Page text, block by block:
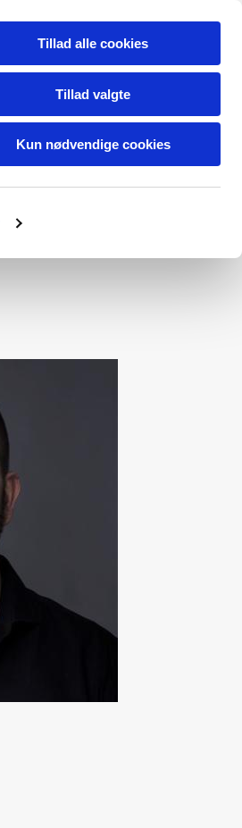
Tillad alle cookies
Tillad valgte
Kun nødvendige cookies